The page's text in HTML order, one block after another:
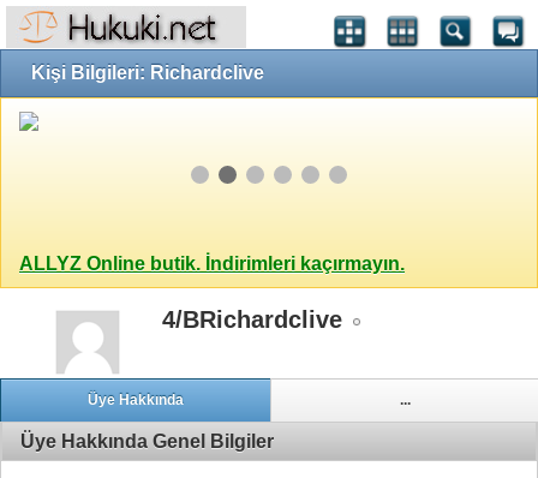
Kişi Bilgileri: Richardclive
ALLYZ Online butik. İndirimleri kaçırmayın.
4/BRichardclive
Üye Hakkında ...
Üye Hakkında Genel Bilgiler